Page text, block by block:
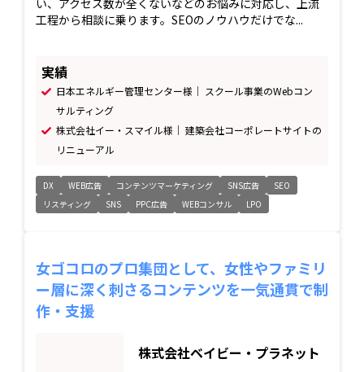
工程から相談に乗ります。SEOのノウハウだけでな...
実績
日本エネルギー管理センター様｜ スクール事業のWebコン
サルティング
株式会社イー・スマイル様｜ 建築会社コーポレートサイトの
リニューアル
DX WEB広告 コンテンツマーケティング SNS広告
SEO
リスティング
SNS PPC広告 WEBコンサル LPO
女ゴコロのプロ集団として、女性やファミリ
ー層に深く刺さるコンテンツを一気通貫で制
作・支援
株式会社ベイビー・プラネット